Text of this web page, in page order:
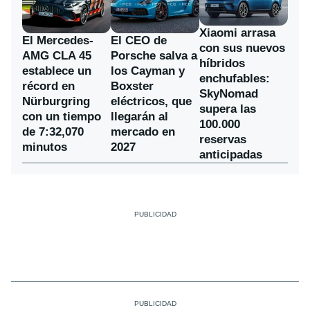
El Mercedes-
AMG CLA 45
establece un
récord en
Nürburgring
con un tiempo
de 7:32,070
minutos
El CEO de
Porsche salva a
los Cayman y
Boxster
eléctricos, que
llegarán al
mercado en
2027
Xiaomi arrasa
con sus nuevos
híbridos
enchufables:
SkyNomad
supera las
100.000
reservas
anticipadas